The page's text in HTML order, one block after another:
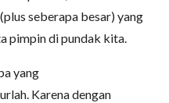
seberapa besar) yang
pimpin di pundak kita.
yang
Karena dengan